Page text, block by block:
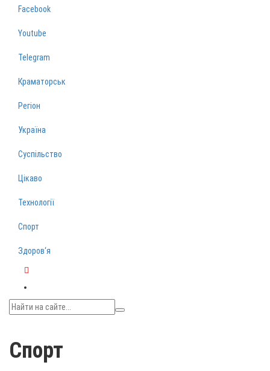
Facebook
Youtube
Telegram
Краматорськ
Регіон
Україна
Суспільство
Цікаво
Технології
Спорт
Здоров‘я
Спорт